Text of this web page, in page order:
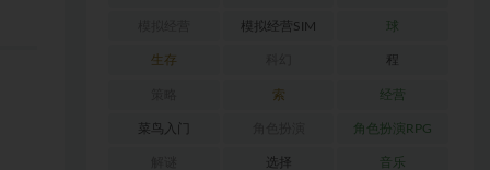
模拟经营SIM 球
生存 程
索 经营
菜鸟入门 角色扮演RPG
选择 音乐